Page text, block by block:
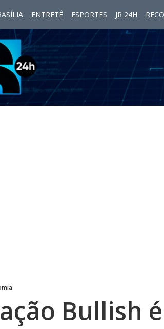
ENTRETÊ ESPORTES JR 24H
Bullish